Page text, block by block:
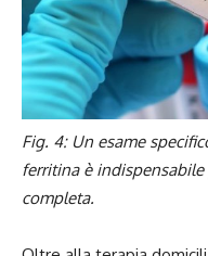
Fig. 4: Un esame
ferritina è
completa.